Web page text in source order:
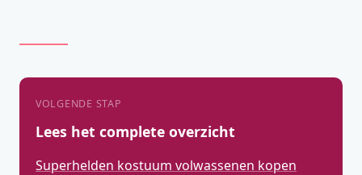
VOLGENDE STAP
Lees het complete overzicht
Superhelden kostuum volwassenen kopen